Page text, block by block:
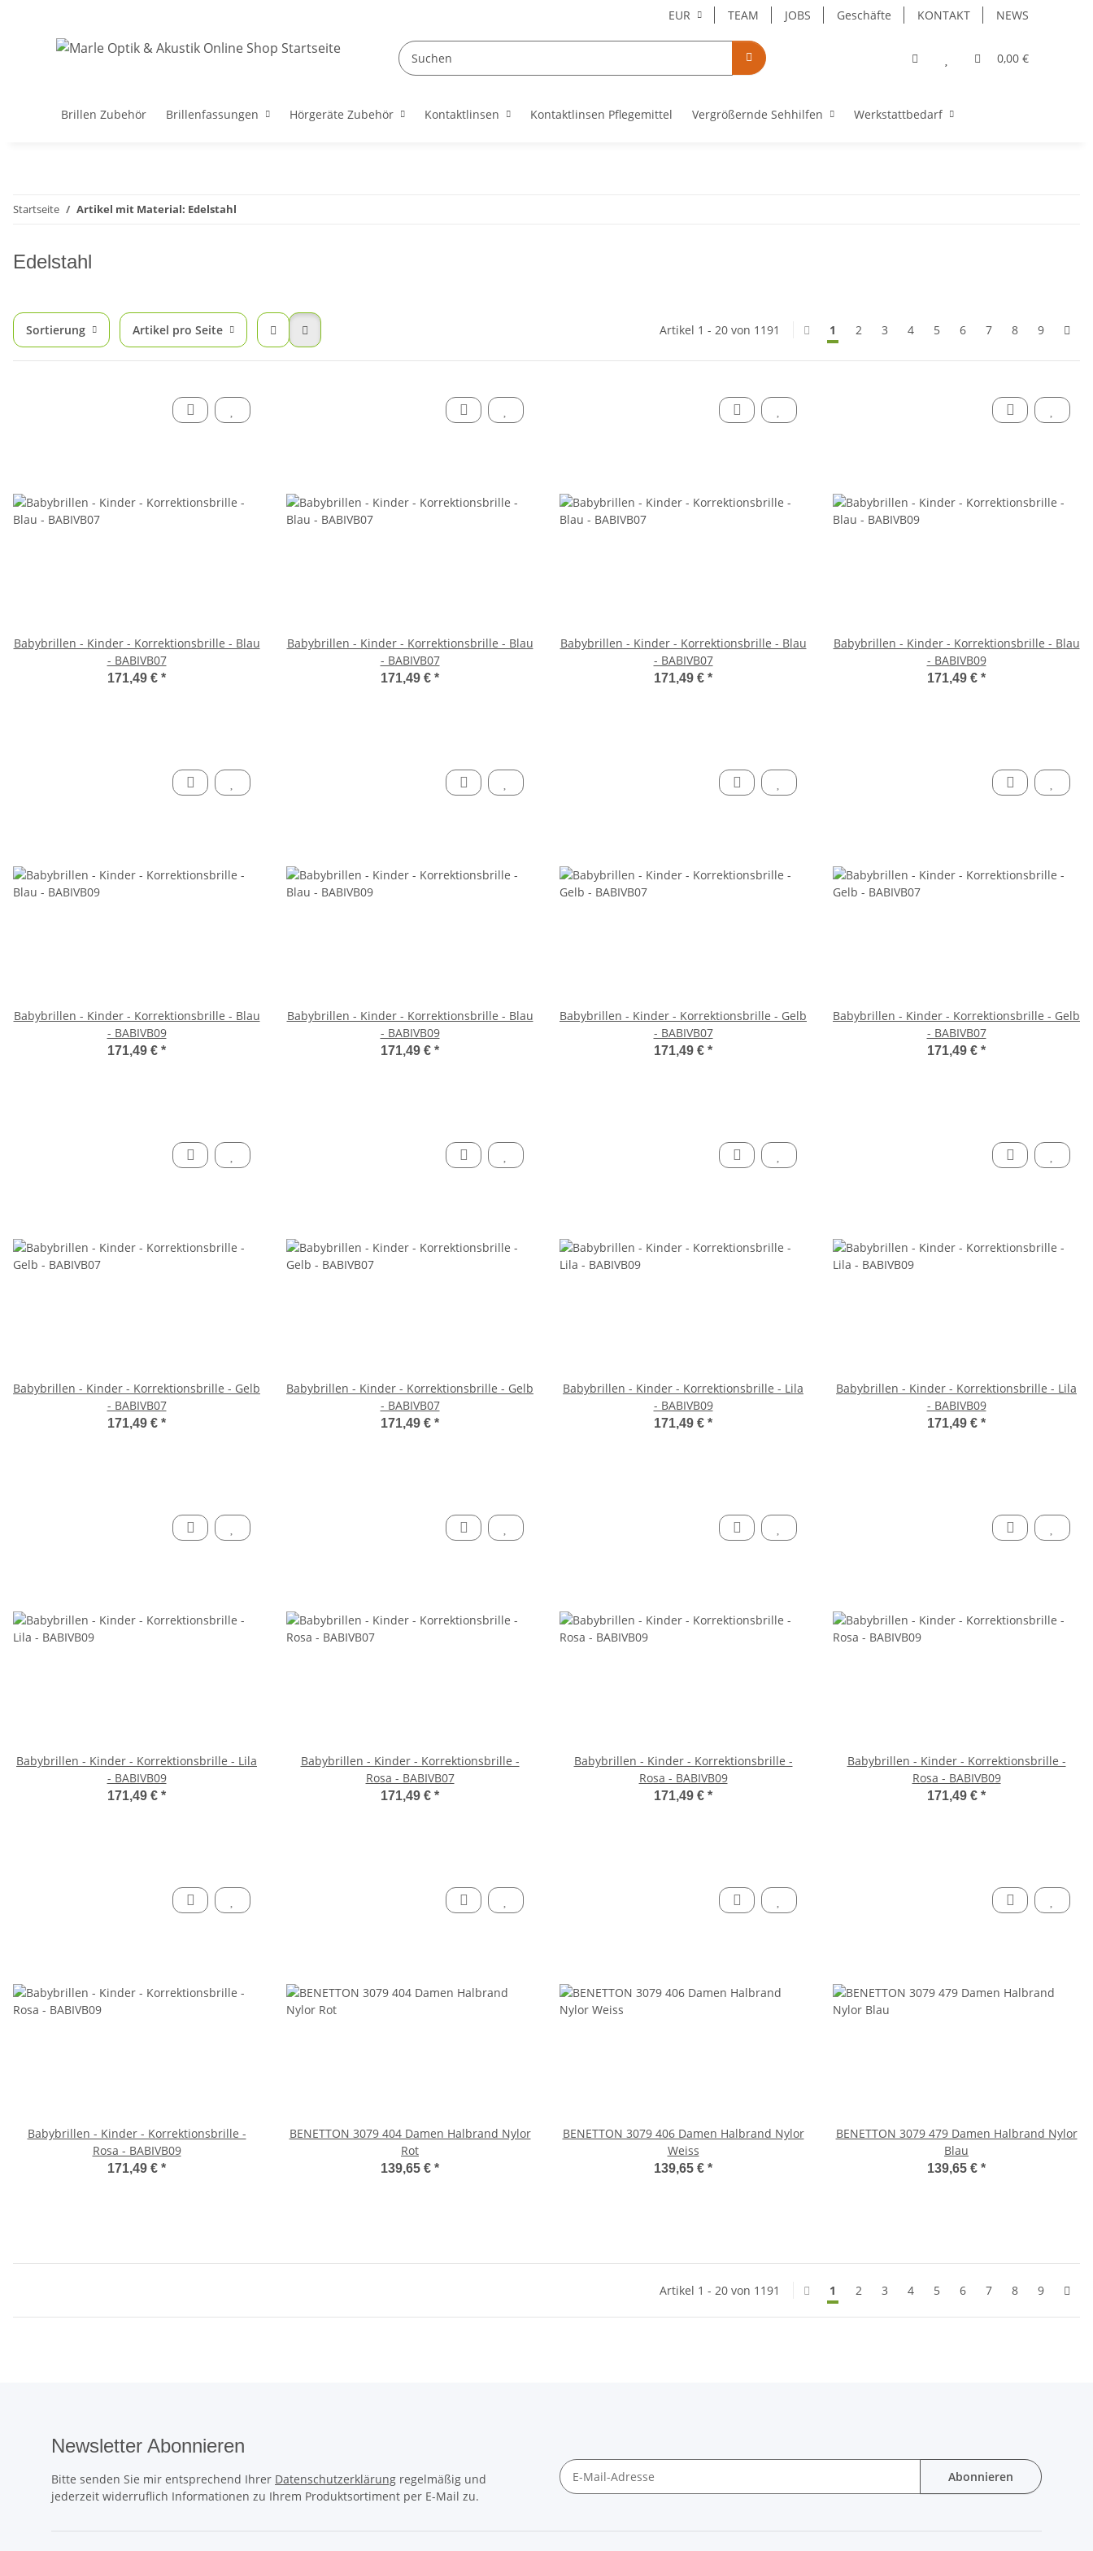
EUR TEAM JOBS Geschäfte KONTAKT NEWS
0,00 €
Brillen Zubehör Brillenfassungen Hörgeräte Zubehör Kontaktlinsen Kontaktlinsen Pflegemittel Vergrößernde Sehhilfen Werkstattbedarf
Startseite Artikel mit Material: Edelstahl
Edelstahl
Sortierung Artikel pro Seite Artikel 1 - 20 von 1191 1 2 3 4 5 6 7 8 9
Babybrillen - Kinder - Korrektionsbrille - Blau
- BABIVB07
171,49 € *
Babybrillen - Kinder - Korrektionsbrille - Blau
- BABIVB07
171,49 € *
Babybrillen - Kinder - Korrektionsbrille - Blau
- BABIVB07
171,49 € *
Babybrillen - Kinder - Korrektionsbrille - Blau
- BABIVB09
171,49 € *
Babybrillen - Kinder - Korrektionsbrille - Blau
- BABIVB09
171,49 € *
Babybrillen - Kinder - Korrektionsbrille - Blau
- BABIVB09
171,49 € *
Babybrillen - Kinder - Korrektionsbrille - Gelb
- BABIVB07
171,49 € *
Babybrillen - Kinder - Korrektionsbrille - Gelb
- BABIVB07
171,49 € *
Babybrillen - Kinder - Korrektionsbrille - Gelb
- BABIVB07
171,49 € *
Babybrillen - Kinder - Korrektionsbrille - Gelb
- BABIVB07
171,49 € *
Babybrillen - Kinder - Korrektionsbrille - Lila
- BABIVB09
171,49 € *
Babybrillen - Kinder - Korrektionsbrille - Lila
- BABIVB09
171,49 € *
Babybrillen - Kinder - Korrektionsbrille - Lila
- BABIVB09
171,49 € *
Babybrillen - Kinder - Korrektionsbrille -
Rosa - BABIVB07
171,49 € *
Babybrillen - Kinder - Korrektionsbrille -
Rosa - BABIVB09
171,49 € *
Babybrillen - Kinder - Korrektionsbrille -
Rosa - BABIVB09
171,49 € *
Babybrillen - Kinder - Korrektionsbrille -
Rosa - BABIVB09
171,49 € *
BENETTON 3079 404 Damen Halbrand Nylor
Rot
139,65 € *
BENETTON 3079 406 Damen Halbrand Nylor
Weiss
139,65 € *
BENETTON 3079 479 Damen Halbrand Nylor
Blau
139,65 € *
Artikel 1 - 20 von 1191 1 2 3 4 5 6 7 8 9
Newsletter Abonnieren
Bitte senden Sie mir entsprechend Ihrer Datenschutzerklärung regelmäßig und
jederzeit widerruflich Informationen zu Ihrem Produktsortiment per E-Mail zu.
Abonnieren